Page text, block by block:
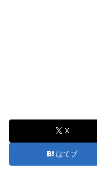
X
はてブ